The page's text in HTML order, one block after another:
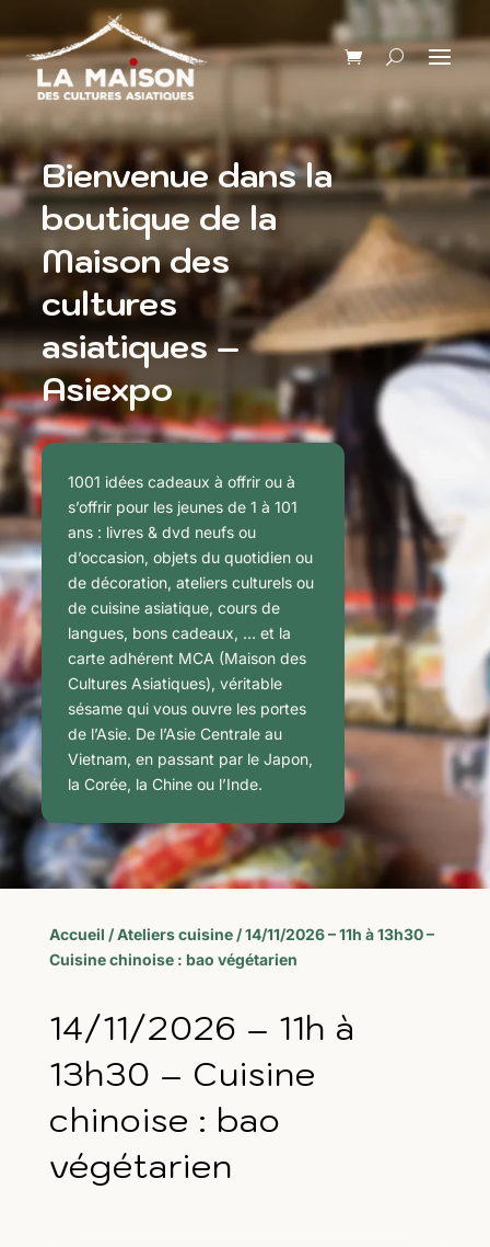
Bienvenue dans la
boutique de la
Maison des
cultures
asiatiques –
Asiexpo
1001 idées cadeaux à offrir ou à
s’offrir pour les jeunes de 1 à 101
ans : livres & dvd neufs ou
d’occasion, objets du quotidien ou
de décoration, ateliers culturels ou
de cuisine asiatique, cours de
langues, bons cadeaux, … et la
carte adhérent MCA (Maison des
Cultures Asiatiques), véritable
sésame qui vous ouvre les portes
de l’Asie. De l’Asie Centrale au
Vietnam, en passant par le Japon,
la Corée, la Chine ou l’Inde.
Accueil /Ateliers cuisine/ 14/11/2026 – 11h à 13h30 –
Cuisine chinoise : bao végétarien
14/11/2026 – 11h à
13h30 – Cuisine
chinoise : bao
végétarien